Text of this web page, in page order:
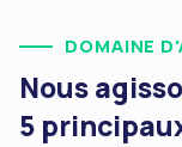
DOMAINE
Nous
5